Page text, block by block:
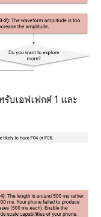
รับเอฟเฟกต์ 1 และ